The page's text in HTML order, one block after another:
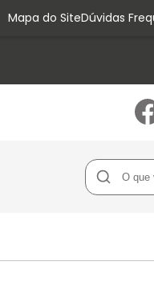
Mapa do SiteDúvidas